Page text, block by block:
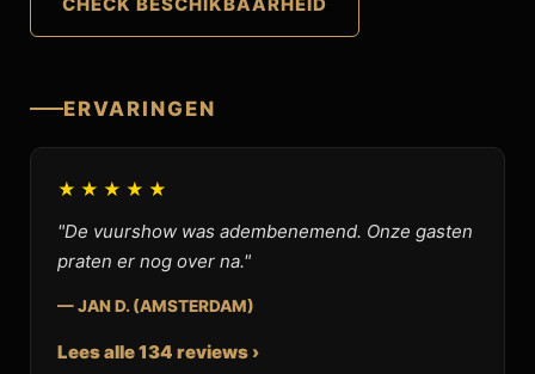
ERVARINGEN
★★★★★
"De vuurshow was adembenemend. Onze gasten
praten er nog over na."
— JAN D. (AMSTERDAM)
Lees alle 134 reviews ›